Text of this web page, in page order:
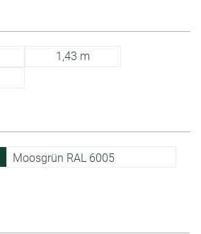
1,43 m
Moosgrün RAL 6005